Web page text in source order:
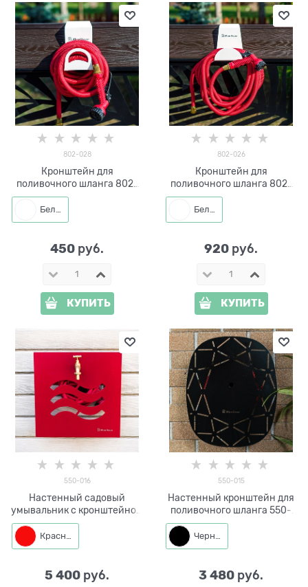
802-028
Кронштейн для
поливочного шланга 802-
028 металлический
Белый
450 руб.
КУПИТЬ
802-026
Кронштейн для
поливочного шланга 802-
026
Белый
920 руб.
КУПИТЬ
550-016
Настенный садовый
умывальник с кронштейном
для шланга iFONTE-550-016
Красный
5 400 руб.
550-015
Настенный кронштейн для
поливочного шланга 550-
015
Черный
3 480 руб.